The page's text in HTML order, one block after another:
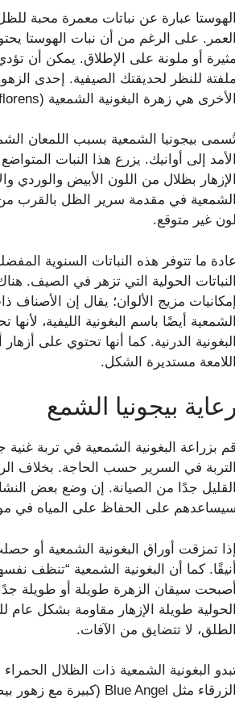
الهوستا عبارة عن نباتات معمرة محبة
العمر. على الرغم من أن نبات الهوستا
مثيرة أو ملونة على الإطلاق. يمكن أن
ملفتة للنظر لحديقتك الصيفية. إحدى
الأخرى هي زهرة البغونية الشمعية (Begonia semperflorens).
بيجونيا الشمعية بسبب اللمعان
الأمد إلى أوانيك. يزرع هذا النبات
الإزهار بظلال من اللون الأبيض والوردي
الشمعية في مقدمة سرير الظل بالقرب
لون غير متوقع.
عادة ما تتوفر هذه النباتات السنوية
النباتات الحولية التي تزهر في الصيف.
إمكانيات مزيج الألوان؛ يقال إن الأصناف
الشمعية أيضًا باسم البغونية الليفية،
البغونية الدرنية. كما أنها تحتوي على
اللامعة مستديرة الشكل.
رعاية بيجونيا الشمع
قم بزراعة البغونية الشمعية في تربة
التربة في السرير حسب الحاجة. بخلاف الري
القليل جدًا من الصيانة. إن وضع بعض
سيساعدهم على الحفاظ على المياه في
إذا تمزقت أوراق البغونية الشمعية أو
أنيقًا. كما أن البغونية الشمعية “تنظف
أصبحت سيقان الزهرة طويلة أو طويلة
الحولية طويلة الإزهار مقاومة بشكل
الطلق، لا تتضايق من الآفات.
البغونية الشمعية ذات الظلال